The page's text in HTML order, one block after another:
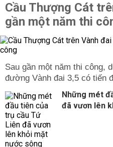
Cầu Thượng Cát
gần một năm thi
Sau gần một năm thi công,
đường Vành đai 3,5 có tiến
Những mét
đã vươn lên